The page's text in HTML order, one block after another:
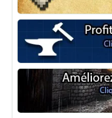
Minecraft Fabric
Minecraft Forge
Shaders Minecraft